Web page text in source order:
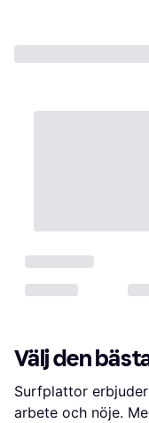
Välj den
Surfplattor
arbete och nöje.